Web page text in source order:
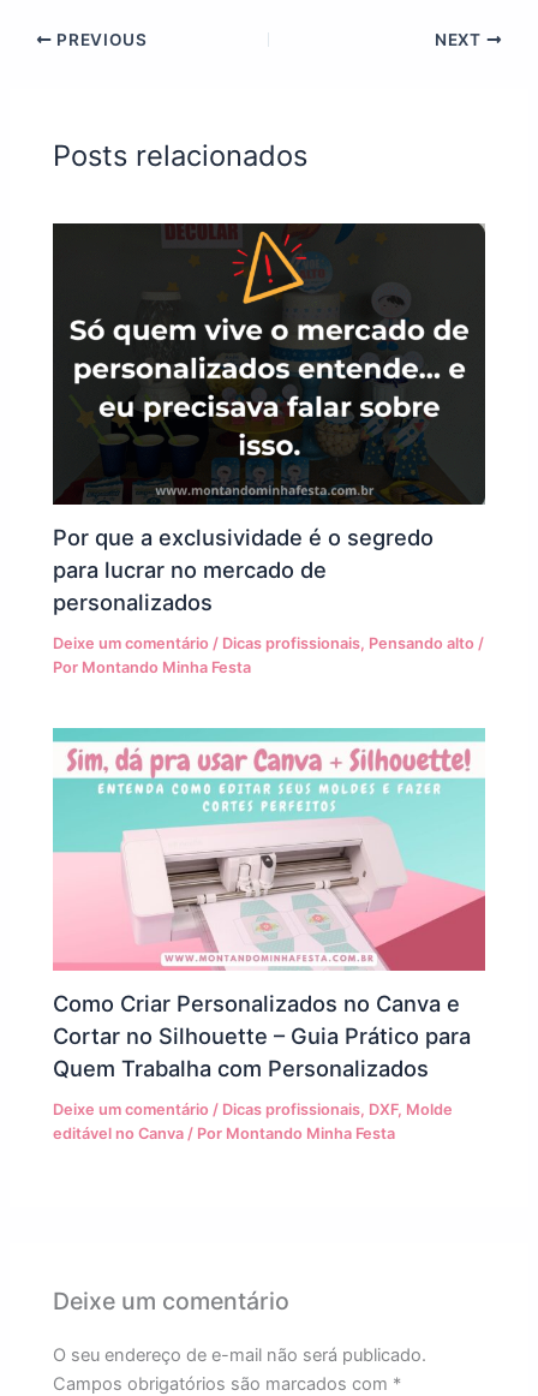
PREVIOUS NEXT
Posts relacionados
Por que a exclusividade é o segredo
para lucrar no mercado de
personalizados
Deixe um comentário / Dicas profissionais, Pensando alto /
Por Montando Minha Festa
Como Criar Personalizados no Canva e
Cortar no Silhouette – Guia Prático para
Quem Trabalha com Personalizados
Deixe um comentário / Dicas profissionais, DXF, Molde
editável no Canva / Por Montando Minha Festa
Deixe um comentário
O seu endereço de e-mail não será publicado.
Campos obrigatórios são marcados com *